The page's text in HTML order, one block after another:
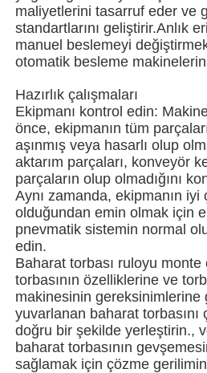
Çok şeritli paketleme
Kurutucu Yerleştirme Makinesi
Kart sayma makinesi
Paketleme makineleri
kartonlama makinesi
Dolum Makinası
hamur tatlısı makinesi
maliyetlerini tasarruf eder ve
standartlarını geliştirir.Anlık
manuel beslemeyi
otomatik besleme
Hazırlık çalışmaları
Ekipmanı kontrol edin:
önce, ekipmanın tüm
aşınmış veya hasarlı olup
aktarım parçaları, konveyör
parçaların olup olmadığını
Aynı zamanda, ekipmanın iyi
olduğundan emin olmak için
pnevmatik sistemin normal
edin.
Baharat torbası ruloyu
torbasının özelliklerine ve
makinesinin gereksinimlerine
yuvarlanan baharat torbasını
doğru bir şekilde yerleştirin.,
baharat torbasının
sağlamak için çözme